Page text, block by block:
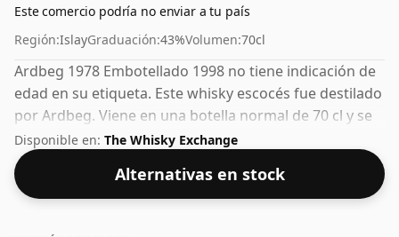
Este comercio podría no enviar a tu país
Región:IslayGraduación:43%Volumen:70cl
Ardbeg 1978 Embotellado 1998 no tiene indicación de
edad en su etiqueta. Este whisky escocés fue destilado
por Ardbeg. Viene en una botella normal de 70 cl y se
embotella con un ABV saludable del 43%.
Disponible en: The Whisky Exchange
Alternativas en stock